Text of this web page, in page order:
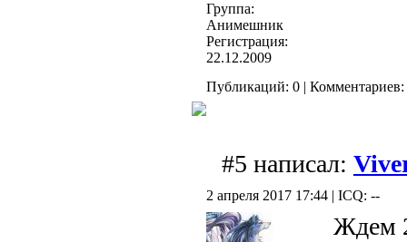
Группа:
Анимешник
Регистрация:
22.12.2009
Публикаций: 0 | Комментариев:
#5 написал:
2 апреля 2017 17:44 | ICQ: --
Ждем